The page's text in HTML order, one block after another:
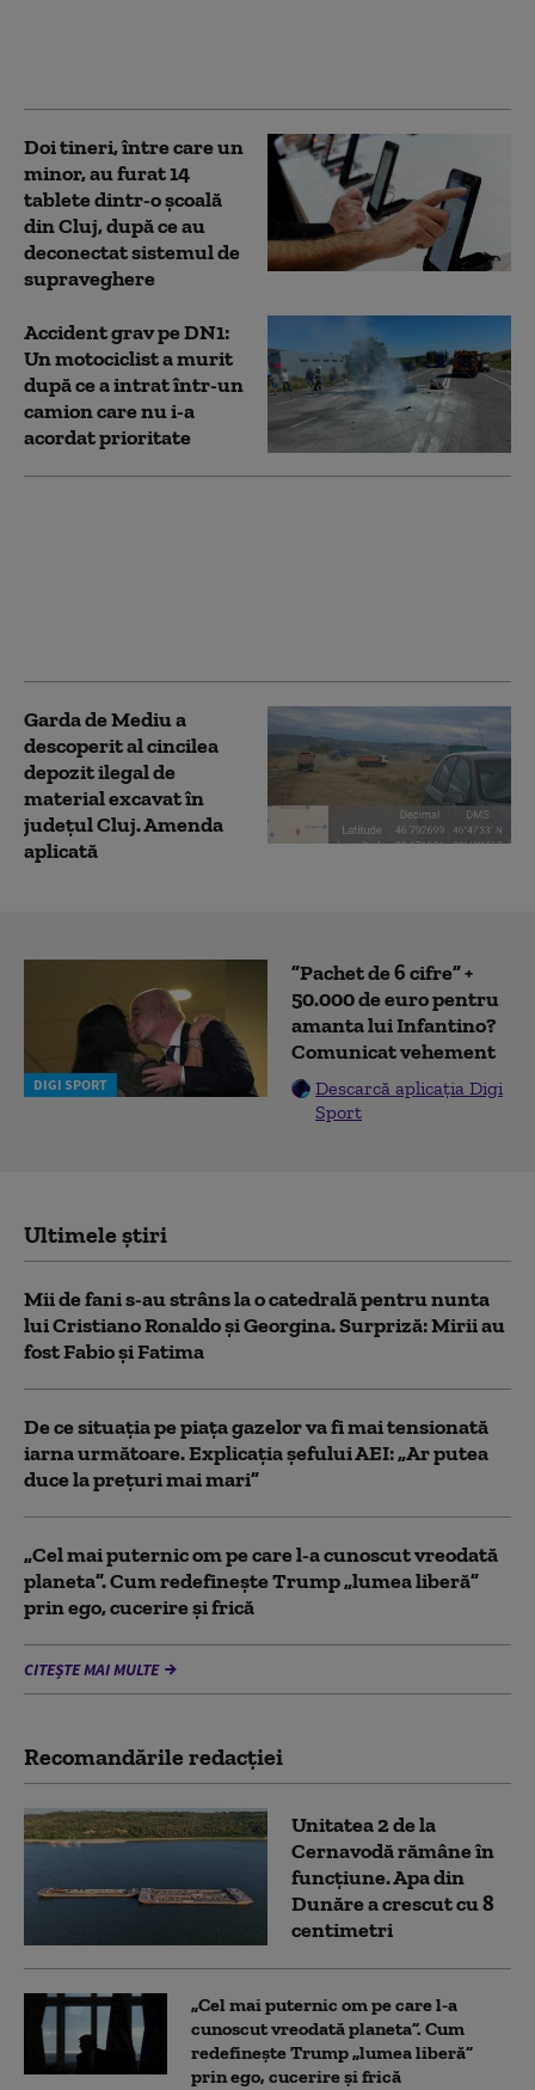
Doi tineri, între care un
minor, au furat 14
tablete dintr-o şcoală
din Cluj, după ce au
deconectat sistemul de
supraveghere
Accident grav pe DN1:
Un motociclist a murit
după ce a intrat într-un
camion care nu i-a
acordat prioritate
Garda de Mediu a
descoperit al cincilea
depozit ilegal de
material excavat în
judeţul Cluj. Amenda
aplicată
DIGI SPORT
”Pachet de 6 cifre” +
50.000 de euro pentru
amanta lui Infantino?
Comunicat vehement
Descarcă aplicația Digi
Sport
Ultimele știri
Mii de fani s-au strâns la o catedrală pentru nunta
lui Cristiano Ronaldo şi Georgina. Surpriză: Mirii au
fost Fabio şi Fatima
De ce situaţia pe piaţa gazelor va fi mai tensionată
iarna următoare. Explicația șefului AEI: „Ar putea
duce la preţuri mai mari”
„Cel mai puternic om pe care l-a cunoscut vreodată
planeta”. Cum redefinește Trump „lumea liberă”
prin ego, cucerire și frică
CITEȘTE MAI MULTE
Recomandările redacţiei
Unitatea 2 de la
Cernavodă rămâne în
funcțiune. Apa din
Dunăre a crescut cu 8
centimetri
„Cel mai puternic om pe care l-a
cunoscut vreodată planeta”. Cum
redefinește Trump „lumea liberă”
prin ego, cucerire și frică